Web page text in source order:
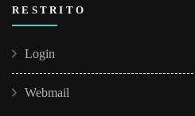
RESTRITO
Login
Webmail